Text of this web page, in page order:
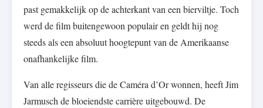
past gemakkelijk op de achterkant van een bierviltje. Toch
werd de film buitengewoon populair en geldt hij nog
steeds als een absoluut hoogtepunt van de Amerikaanse
onafhankelijke film.
Van alle regisseurs die de Caméra d’Or wonnen, heeft Jim
Jarmusch de bloeiendste carrière uitgebouwd. De